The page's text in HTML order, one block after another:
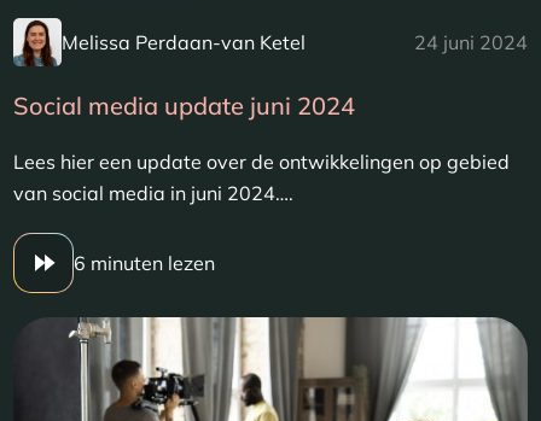
Melissa Perdaan-van Ketel 24 juni 2024
Social media update juni 2024
Lees hier een update over de ontwikkelingen op gebied
van social media in juni 2024….
6 minuten lezen